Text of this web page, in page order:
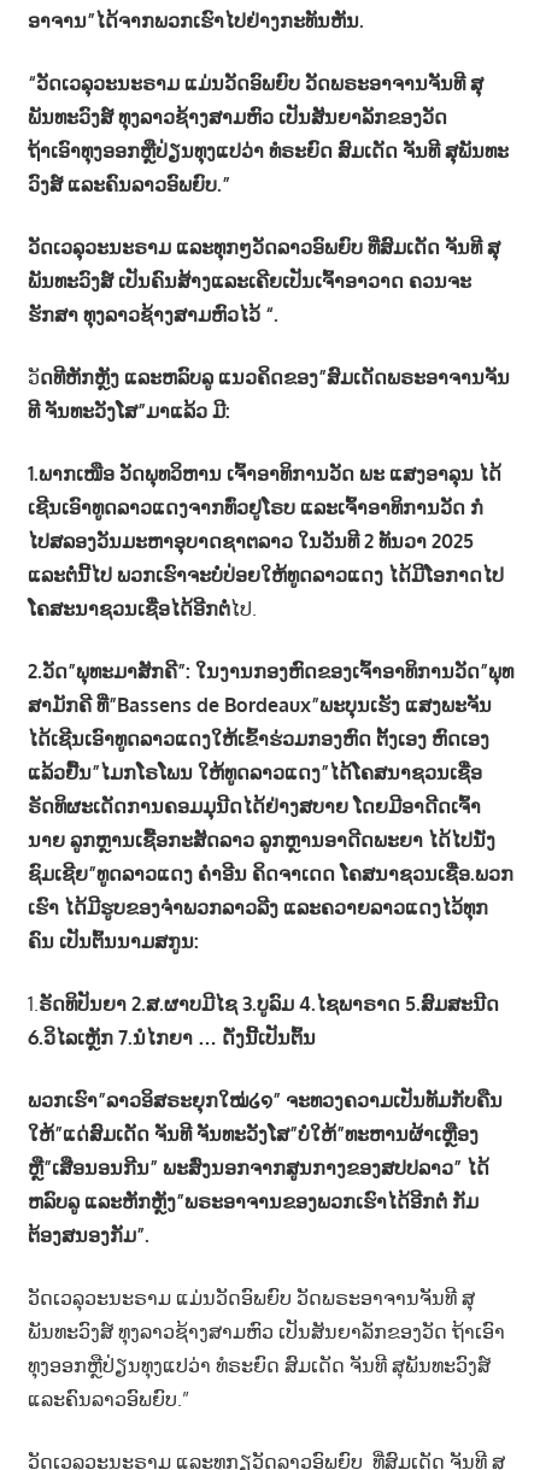
ອາຈານ”ໄດ້ຈາກພວກເຮົາໄປຢ່າງກະທັນຫັນ.
“ວັດເວລຸວະນະຣາມ ແມ່ນວັດອົພຍົບ ວັດພຣະອາຈານຈັນທີ ສຸ
ພັນທະວົງສ໌ ທຸງລາວຊ້າງສາມຫົວ ເປັນສັນຍາລັກຂອງວັດ
ຖ້າເອົາທຸງອອກຫຼືປ່ຽນທຸງແປວ່າ ທໍຣະຍົດ ສົມເດັດ ຈັນທີ ສຸພັນທະ
ວົງສ໌ ແລະຄົນລາວອົພຍົບ.”
ວັດເວລຸວະນະຣາມ ແລະທຸກໆວັດລາວອົພຍົບ ທີ່ສົມເດັດ ຈັນທີ ສຸ
ພັນທະວົງສ໌ ເປັນຄົນສ້າງແລະເຄີຍເປັນເຈົ້າອາວາດ ຄວນຈະ
ຮັກສາ ທຸງລາວຊ້າງສາມຫົວໄວ້ “.
ວັດທີຫັກຫຼັງ ແລະຫລົບລູ ແນວຄິດຂອງ”ສົມເດັດພຣະອາຈານຈັນ
ທີ ຈັນທະວັງໂສ”ມາແລ້ວ ມີ:
1.ພາກເໜືອ ວັດພຸທວິຫານ ເຈົ້າອາທິການວັດ ພະ ແສງອາລຸນ ໄດ້
ເຊີນເອົາທູດລາວແດງຈາກທົ່ວຢູໂຣບ ແລະເຈົ້າອາທິການວັດ ກໍ
ໄປສລອງວັນມະຫາອຸບາດຊາຕລາວ ໃນວັນທີ 2 ທັນວາ 2025
ແລະຕໍ່ນີ້ໄປ ພວກເຮົາຈະບໍ່ປ່ອຍໃຫ້ທູດລາວແດງ ໄດ້ມີໂອກາດໄປ
ໂຄສະນາຊວນເຊື່ອໄດ້ອີກຕໍ່ໄປ.
2.ວັດ”ພຸທະມາສັກຄີ”: ໃນງານກອງຫົດຂອງເຈົ້າອາທິການວັດ”ພຸທ
ສາມັກຄີ ທີ່”Bassens de Bordeaux”ພະບຸນເຮັງ ແສງພະຈັນ
ໄດ້ເຊີນເອົາທູດລາວແດງໃຫ້ເຂົ້າຮ່ວມກອງຫົດ ຕັ້ງເອງ ຫົດເອງ
ແລ້ວຢື້ນ”ໄມກໂຣໂພນ ໃຫ້ທູດລາວແດງ”ໄດ້ໂຄສນາຊວນເຊື່ອ
ຣັດທິຜະເດັດການຄອມມຸນີດໄດ້ຢ່າງສບາຍ ໂດຍມີອາດີດເຈົ້າ
ນາຍ ລູກຫຼານເຊື້ອກະສັດລາວ ລູກຫຼານອາດີດພະຍາ ໄດ້ໄປນັ່ງ
ຊົມເຊີຍ”ທູດລາວແດງ ຄຳອີນ ຄິດຈາເດດ ໂຄສນາຊວນເຊື່ອ.ພວກ
ເຮົາ ໄດ້ມີຮູບຂອງຈຳພວກລາວລີງ ແລະຄວາຍລາວແດງໄວ້ທຸກ
ຄົນ ເປັນຕົ້ນນາມສກູນ:
1. ຣັດທິປັນຍາ 2.ສ.ຜາບມີໄຊ 3.ບູລົມ 4.ໄຊພາຣາດ 5.ສົມສະນີດ
6.ວິໄລເຫຼັກ 7.ນໍໄກຍາ … ດັ່ງນີ້ເປັນຕົ້ນ
ພວກເຮົາ”ລາວອິສຣະຍຸກໃໝ່໒໑” ຈະທວງຄວາມເປັນທັມກັບຄືນ
ໃຫ້”ແດ່ສົມເດັດ ຈັນທີ ຈັນທະວັງໂສ”ບໍ່ໃຫ້”ທະຫານຜ້າເຫຼືອງ
ຫຼື”ເສືອນອນກີນ” ພະສົ່ງນອກຈາກສູນກາງຂອງສປປລາວ” ໄດ້
ຫລົບລູ ແລະຫັກຫຼັງ”ພຣະອາຈານຂອງພວກເຮົາໄດ້ອີກຕໍ່ ກັມ
ຕ້ອງສນອງກັມ”.
ວັດເວລຸວະນະຣາມ ແມ່ນວັດອົພຍົບ ວັດພຣະອາຈານຈັນທີ ສຸ
ພັນທະວົງສ໌ ທຸງລາວຊ້າງສາມຫົວ ເປັນສັນຍາລັກຂອງວັດ ຖ້າເອົາ
ທຸງອອກຫຼືປ່ຽນທຸງແປວ່າ ທໍຣະຍົດ ສົມເດັດ ຈັນທີ ສຸພັນທະວົງສ໌
ແລະຄົນລາວອົພຍົບ.”
ວັດເວລຸວະນະຣາມ ແລະທຸກຽວັດລາວອົພຍົບ ທີ່ສົມເດັດ ຈັນທີ ສຸ